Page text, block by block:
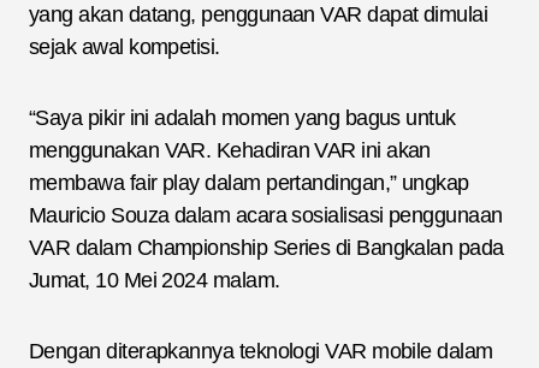
yang akan datang, penggunaan VAR dapat dimulai
sejak awal kompetisi.
“Saya pikir ini adalah momen yang bagus untuk
menggunakan VAR. Kehadiran VAR ini akan
membawa fair play dalam pertandingan,” ungkap
Mauricio Souza dalam acara sosialisasi penggunaan
VAR dalam Championship Series di Bangkalan pada
Jumat, 10 Mei 2024 malam.
Dengan diterapkannya teknologi VAR mobile dalam